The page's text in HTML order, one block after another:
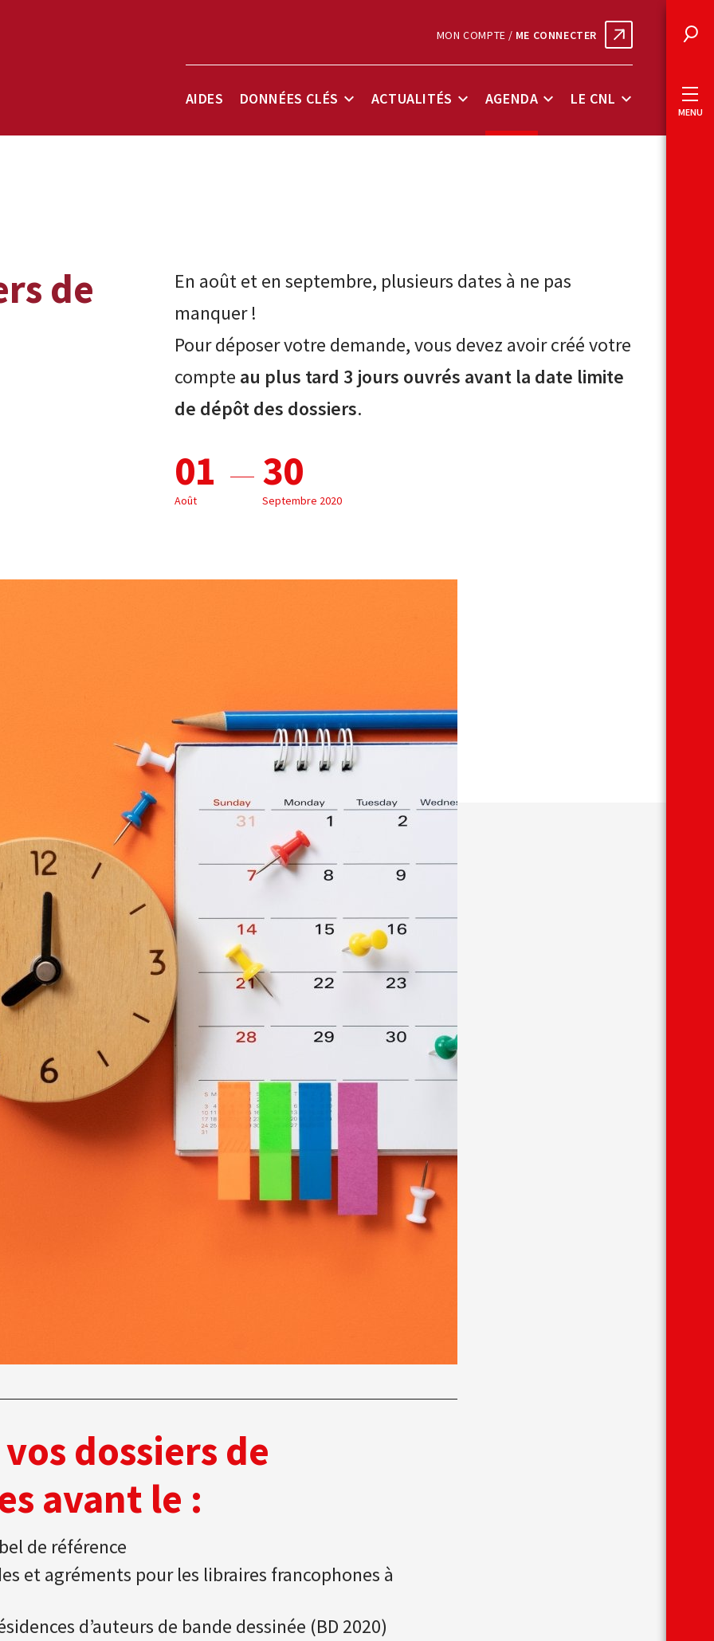
MON COMPTE / ME CONNECTER
Barre
AIDES DONNÉES CLÉS
Sous-
Données
ACTUALITÉS
Sous-
Actualités
AGENDA
Sous-
Agenda
LE CNL
Sous-
Le
MENU
de
En août et en septembre, plusieurs dates à ne pas
manquer !
Pour déposer votre demande, vous devez avoir créé votre
compte au plus tard 3 jours ouvrés avant la date limite
de dépôt des dossiers.
01
Août
30
Septembre 2020
dossiers de
avant le :
de référence
et agréments pour les libraires francophones à
d’auteurs de bande dessinée (BD 2020)